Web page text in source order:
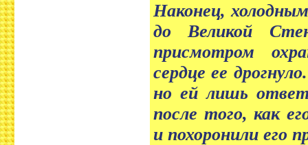
Наконец,
до Великой
присмотром
сердце ее
но ей лишь
после того, как
и похоронили его